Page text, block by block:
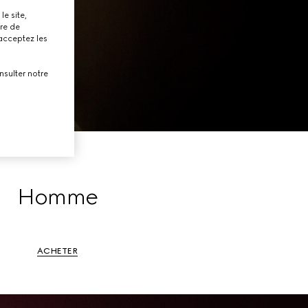
Homme
ACHETER
site,
de
les
notre